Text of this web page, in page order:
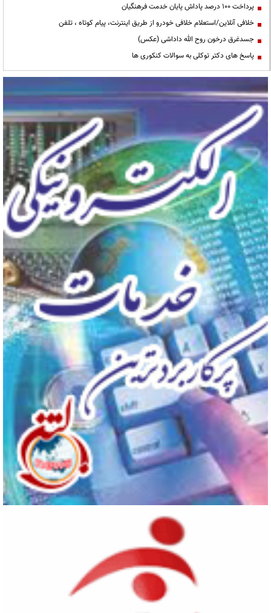
پرداخت ۱۰۰ درصد پاداش پایان خدمت فرهنگیان
خلافی آنلاین/استعلام خلافی خودرو از طریق اینترنت، پیام کوتاه ، تلفن
جسدغرق درخون روح الله داداشی (عکس)
پاسخ های دکتر توکلی به سوالات کنکوری ها